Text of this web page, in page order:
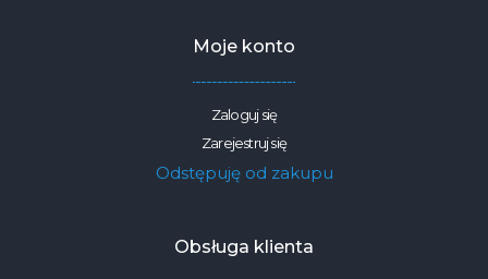
Moje konto
Zaloguj się
Zarejestruj się
Odstępuję od zakupu
Obsługa klienta